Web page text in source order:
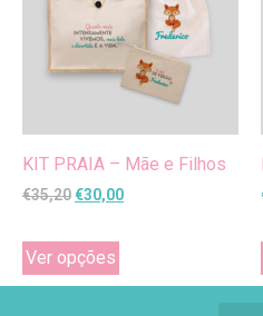
KIT PRAIA – Mãe e Filhos
€35,20 €30,00
Ver opções